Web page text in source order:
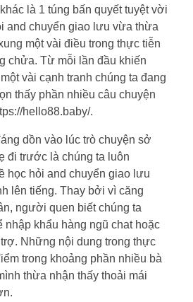
là 1 túng bấn quyết tuyệt vời
and chuyển giao lưu vừa thừa
một vài điều trong thực tiễn
chửa. Từ mỗi lần đầu khiến
vài cạnh tranh chúng ta đang
thấy phần nhiều câu chuyện
hello88.baby/.
dồn vào lúc trò chuyện sở
đi trước là chúng ta luôn
học hỏi and chuyển giao lưu
lên tiếng. Thay bởi vì căng
người quen biết chúng ta
nhập khẩu hàng ngũ chat hoặc
Những nội dung trong thực
trong khoảng phần nhiều bà
thừa nhận thấy thoải mái